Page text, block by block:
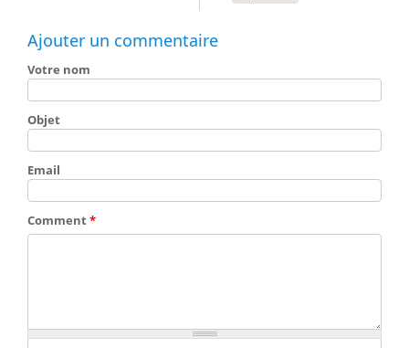
Ajouter un commentaire
Votre nom
Objet
Email
Comment*